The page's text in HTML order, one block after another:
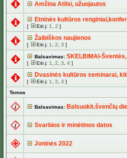
Amžina Atilsi, užuojautos
Etninės kultūros
[ Eiti į: 1 2 ]
Žaibiškos naujienos
[ Eiti į: 1 2 3 ]
Balsavimas: SKELBIMAI-
[ Eiti į: 1 2 3 4 ]
Dvasinės kultūros seminarai,
[ Eiti į: 1 2 3 ]
Temos
Balsavimas: Balsuokit.švenčių
Svarbios ir minėtinos datos
Joninės 2022